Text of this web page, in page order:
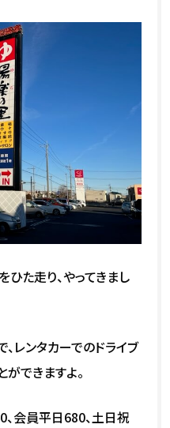
た走り、やってきまし
レンタカーでのドライブ
できますよ。
会員平日680、土日祝